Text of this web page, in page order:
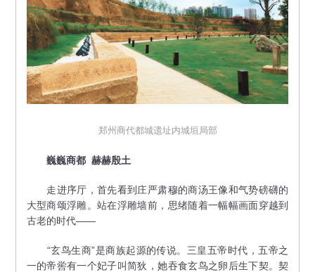
郑州商代都城遗址内城垣局部
巍巍商都 赫赫殷土
走进序厅，首先看到庄严肃穆的商汤王像和气势磅礴的
大型商颂浮雕。站在浮雕墙前，思绪随着一幅幅画面穿越到
古老的时代——
“玄鸟生商”是商族起源的传说。三皇五帝时代，五帝之
一的帝喾有一个妃子叫简狄，她吞食玄鸟之卵后生下契。契